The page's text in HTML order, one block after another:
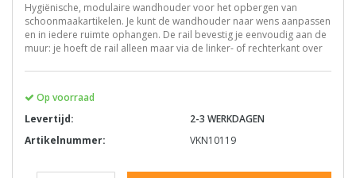
Hygiënische, modulaire wandhouder voor het opbergen van
schoonmaakartikelen. Je kunt de wandhouder naar wens aanpassen
en in iedere ruimte ophangen. De rail bevestig je eenvoudig aan de
muur: je hoeft de rail alleen maar via de linker- of rechterkant over
Op voorraad
Levertijd:
2-3 WERKDAGEN
Artikelnummer:
VKN10119